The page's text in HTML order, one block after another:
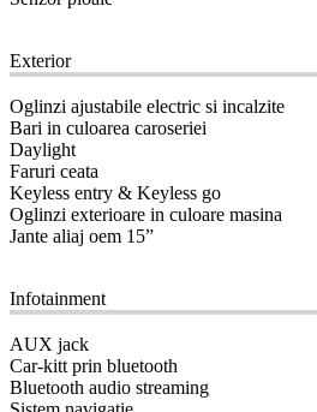
Exterior
Oglinzi ajustabile electric si incalzite
Bari in culoarea caroseriei
Daylight
Faruri ceata
Keyless entry & Keyless go
Oglinzi exterioare in culoare masina
Jante aliaj oem 15”
Infotainment
AUX jack
Car-kitt prin bluetooth
Bluetooth audio streaming